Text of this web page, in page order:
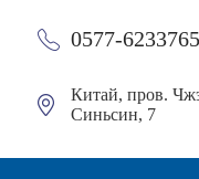
0577-
Китай, пров.
Синьсин, 7